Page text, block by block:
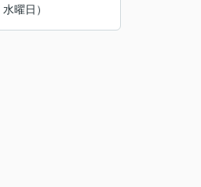
水曜日）